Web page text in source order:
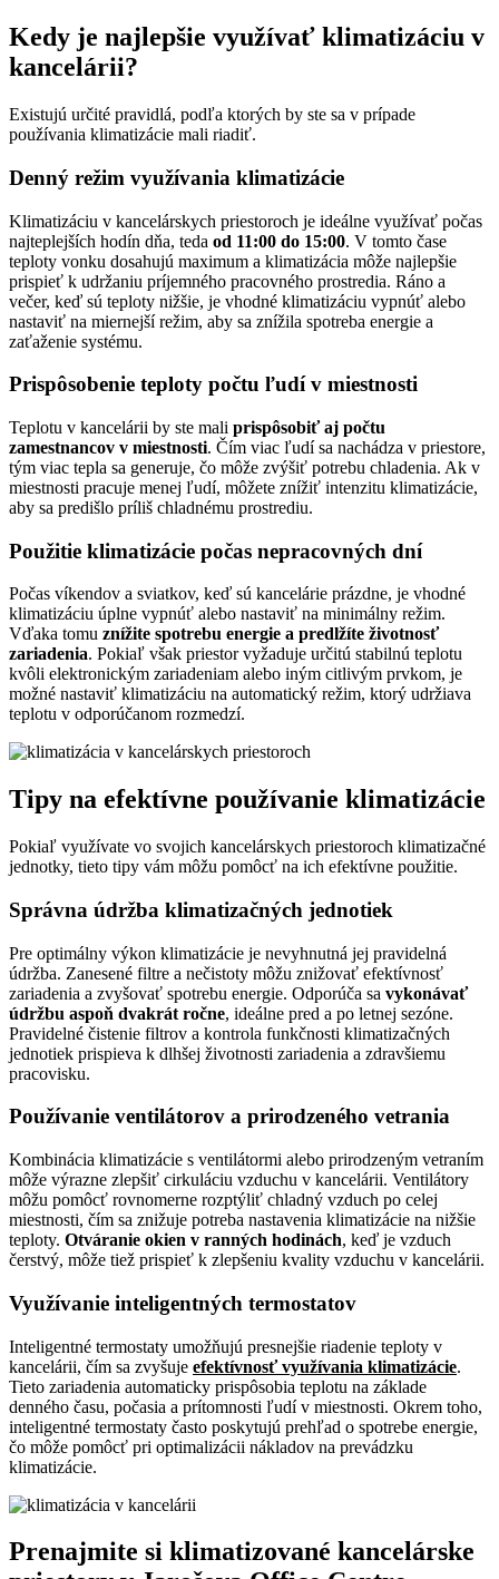
Kedy je najlepšie využívať klimatizáciu v
kancelárii?
Existujú určité pravidlá, podľa ktorých by ste sa v prípade
používania klimatizácie mali riadiť.
Denný režim využívania klimatizácie
Klimatizáciu v kancelárskych priestoroch je ideálne využívať počas
najteplejších hodín dňa, teda od 11:00 do 15:00. V tomto čase
teploty vonku dosahujú maximum a klimatizácia môže najlepšie
prispieť k udržaniu príjemného pracovného prostredia. Ráno a
večer, keď sú teploty nižšie, je vhodné klimatizáciu vypnúť alebo
nastaviť na miernejší režim, aby sa znížila spotreba energie a
zaťaženie systému.
Prispôsobenie teploty počtu ľudí v miestnosti
Teplotu v kancelárii by ste mali prispôsobiť aj počtu
zamestnancov v miestnosti. Čím viac ľudí sa nachádza v priestore,
tým viac tepla sa generuje, čo môže zvýšiť potrebu chladenia. Ak v
miestnosti pracuje menej ľudí, môžete znížiť intenzitu klimatizácie,
aby sa predišlo príliš chladnému prostrediu.
Použitie klimatizácie počas nepracovných dní
Počas víkendov a sviatkov, keď sú kancelárie prázdne, je vhodné
klimatizáciu úplne vypnúť alebo nastaviť na minimálny režim.
Vďaka tomu znížite spotrebu energie a predlžíte životnosť
zariadenia. Pokiaľ však priestor vyžaduje určitú stabilnú teplotu
kvôli elektronickým zariadeniam alebo iným citlivým prvkom, je
možné nastaviť klimatizáciu na automatický režim, ktorý udržiava
teplotu v odporúčanom rozmedzí.
Tipy na efektívne používanie klimatizácie
Pokiaľ využívate vo svojich kancelárskych priestoroch klimatizačné
jednotky, tieto tipy vám môžu pomôcť na ich efektívne použitie.
Správna údržba klimatizačných jednotiek
Pre optimálny výkon klimatizácie je nevyhnutná jej pravidelná
údržba. Zanesené filtre a nečistoty môžu znižovať efektívnosť
zariadenia a zvyšovať spotrebu energie. Odporúča sa vykonávať
údržbu aspoň dvakrát ročne, ideálne pred a po letnej sezóne.
Pravidelné čistenie filtrov a kontrola funkčnosti klimatizačných
jednotiek prispieva k dlhšej životnosti zariadenia a zdravšiemu
pracovisku.
Používanie ventilátorov a prirodzeného vetrania
Kombinácia klimatizácie s ventilátormi alebo prirodzeným vetraním
môže výrazne zlepšiť cirkuláciu vzduchu v kancelárii. Ventilátory
môžu pomôcť rovnomerne rozptýliť chladný vzduch po celej
miestnosti, čím sa znižuje potreba nastavenia klimatizácie na nižšie
teploty. Otváranie okien v ranných hodinách, keď je vzduch
čerstvý, môže tiež prispieť k zlepšeniu kvality vzduchu v kancelárii.
Využívanie inteligentných termostatov
Inteligentné termostaty umožňujú presnejšie riadenie teploty v
kancelárii, čím sa zvyšuje efektívnosť využívania klimatizácie.
Tieto zariadenia automaticky prispôsobia teplotu na základe
denného času, počasia a prítomnosti ľudí v miestnosti. Okrem toho,
inteligentné termostaty často poskytujú prehľad o spotrebe energie,
čo môže pomôcť pri optimalizácii nákladov na prevádzku
klimatizácie.
Prenajmite si klimatizované kancelárske